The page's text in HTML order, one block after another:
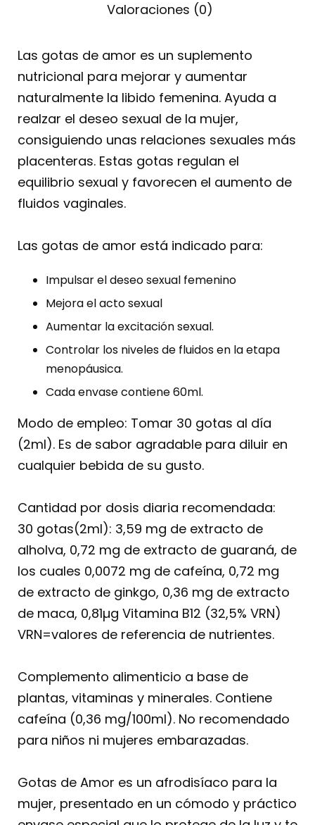
Valoraciones (0)
Las gotas de amor es un suplemento
nutricional para mejorar y aumentar
naturalmente la libido femenina. Ayuda a
realzar el deseo sexual de la mujer,
consiguiendo unas relaciones sexuales más
placenteras. Estas gotas regulan el
equilibrio sexual y favorecen el aumento de
fluidos vaginales.
Las gotas de amor está indicado para:
Impulsar el deseo sexual femenino
Mejora el acto sexual
Aumentar la excitación sexual.
Controlar los niveles de fluidos en la etapa
menopáusica.
Cada envase contiene 60ml.
Modo de empleo: Tomar 30 gotas al día
(2ml). Es de sabor agradable para diluir en
cualquier bebida de su gusto.
Cantidad por dosis diaria recomendada:
30 gotas(2ml): 3,59 mg de extracto de
alholva, 0,72 mg de extracto de guaraná, de
los cuales 0,0072 mg de cafeína, 0,72 mg
de extracto de ginkgo, 0,36 mg de extracto
de maca, 0,81µg Vitamina B12 (32,5% VRN)
VRN=valores de referencia de nutrientes.
Complemento alimenticio a base de
plantas, vitaminas y minerales. Contiene
cafeína (0,36 mg/100ml). No recomendado
para niños ni mujeres embarazadas.
Gotas de Amor es un afrodisíaco para la
mujer, presentado en un cómodo y práctico